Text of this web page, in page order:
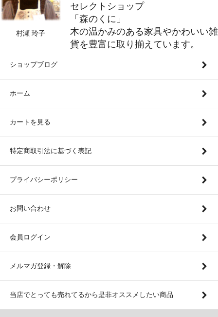
村瀬 玲子
セレクトショップ
「森のくに」
木の温かみのある家具やかわいい雑
貨を豊富に取り揃えています。
ショップブログ
ホーム
カートを見る
特定商取引法に基づく表記
プライバシーポリシー
お問い合わせ
会員ログイン
メルマガ登録・解除
当店でとっても売れてるから是非オススメしたい商品